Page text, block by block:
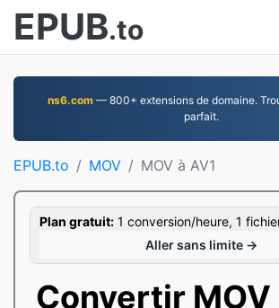
EPUB.to
ns6.com — 800+ extensions de domaine.
parfait.
EPUB.to MOV MOV à AV1
Plan gratuit: 1 conversion/heure, 1
Aller sans limite →
Convertir MOV